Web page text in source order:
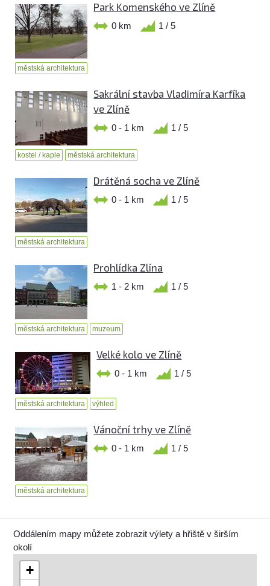
Park Komenského ve Zlíně
0 km 1 / 5
městská architektura
Sakrální stavba Vladimíra Karfíka
ve Zlíně
0 - 1 km 1 / 5
kostel / kaple městská architektura
Drátěná socha ve Zlíně
0 - 1 km 1 / 5
městská architektura
Prohlídka Zlína
1 - 2 km 1 / 5
městská architektura muzeum
Velké kolo ve Zlíně
0 - 1 km 1 / 5
městská architektura výhled
Vánoční trhy ve Zlíně
0 - 1 km 1 / 5
městská architektura
Oddálením mapy můžete zobrazit výlety a hřiště v širším
okolí
+